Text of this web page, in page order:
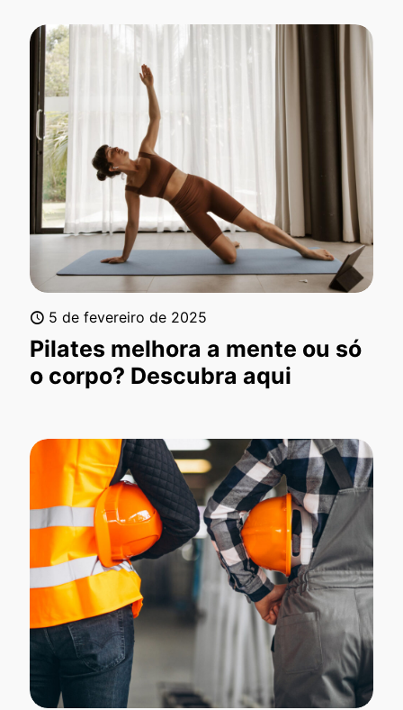
5 de fevereiro de 2025
Pilates melhora a mente ou só
o corpo? Descubra aqui